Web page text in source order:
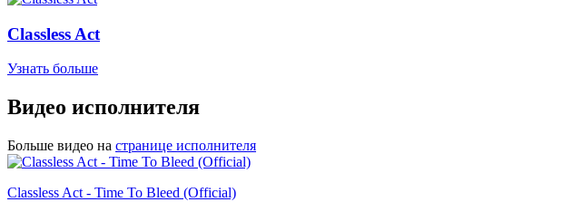
Classless Act
Узнать больше
Видео исполнителя
Больше видео на странице исполнителя
Classless Act - Time To Bleed (Official)